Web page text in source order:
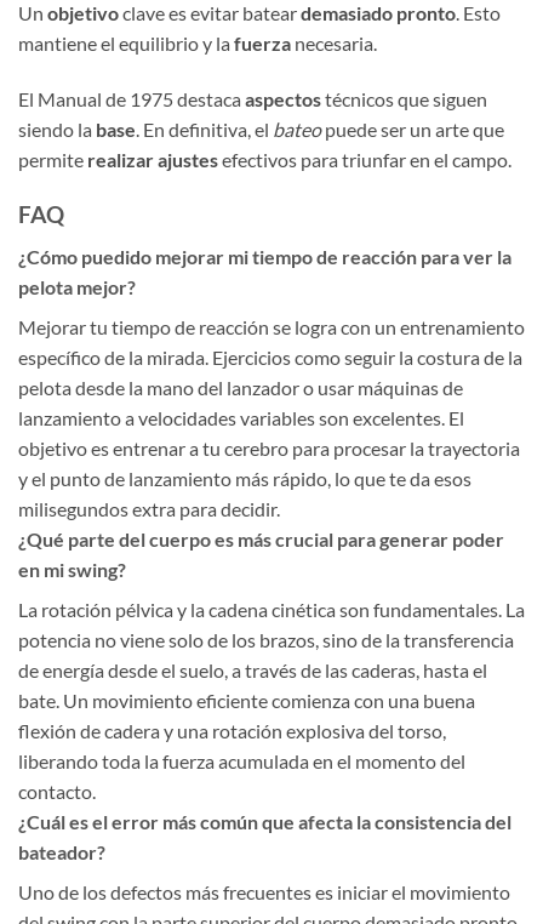
Un objetivoclave es evitar bateardemasiado pronto. Esto
mantiene el equilibrio y la fuerza necesaria.
El Manual de 1975 destaca aspectostécnicos que siguen
siendo la base. En definitiva, el bateopuede ser un arte que
permite realizar ajustesefectivos para triunfar en el campo.
FAQ
¿Cómo puedido mejorar mi tiempo de reacción para ver la
pelota mejor?
Mejorar tu tiempo de reacción se logra con un entrenamiento
específico de la mirada. Ejercicios como seguir la costura de la
pelota desde la mano del lanzador o usar máquinas de
lanzamiento a velocidades variables son excelentes. El
objetivo es entrenar a tu cerebro para procesar la trayectoria
y el punto de lanzamiento más rápido, lo que te da esos
milisegundos extra para decidir.
¿Qué parte del cuerpo es más crucial para generar poder
en mi swing?
La rotación pélvica y la cadena cinética son fundamentales. La
potencia no viene solo de los brazos, sino de la transferencia
de energía desde el suelo, a través de las caderas, hasta el
bate. Un movimiento eficiente comienza con una buena
flexión de cadera y una rotación explosiva del torso,
liberando toda la fuerza acumulada en el momento del
contacto.
¿Cuál es el error más común que afecta la consistencia del
bateador?
Uno de los defectos más frecuentes es iniciar el movimiento